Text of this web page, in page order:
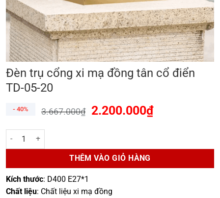
Đèn trụ cổng xi mạ đồng tân cổ điển
TD-05-20
- 40% 3.667.000₫ 2.200.000₫
Đèn trụ cổng xi mạ đồng tân cổ điển TD-05-20 số lượng
THÊM VÀO GIỎ HÀNG
Kích thước: D400 E27*1
Chất liệu: Chất liệu xi mạ đồng